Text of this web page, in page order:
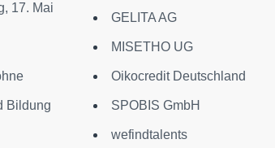
17. Mai
Bildung
GELITA AG
MISETHO UG
Oikocredit Deutschland
SPOBIS GmbH
wefindtalents